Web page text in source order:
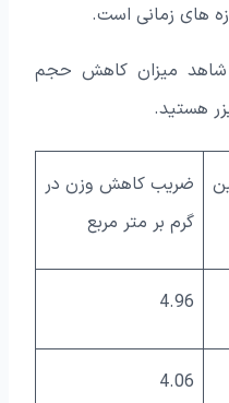
های زمانی است.
شاهد میزان کاهش حجم
هستید.
ضریب کاهش وزن در
گرم بر متر مربع
4.96
4.06